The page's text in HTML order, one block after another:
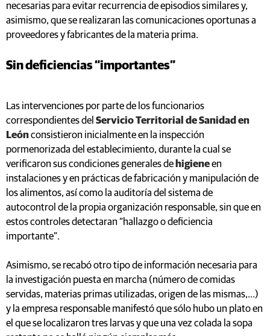
necesarias para evitar recurrencia de episodios similares y,
asimismo, que se realizaran las comunicaciones oportunas a
proveedores y fabricantes de la materia prima.
Sin deficiencias “importantes”
Las intervenciones por parte de los funcionarios
correspondientes del Servicio Territorial de Sanidad en
Leónconsistieron inicialmente en la inspección
pormenorizada del establecimiento, durante la cual se
verificaron sus condiciones generales de higieneen
instalaciones y en prácticas de fabricación y manipulación de
los alimentos, así como la auditoría del sistema de
autocontrol de la propia organización responsable, sin que en
estos controles detectaran “hallazgo o deficiencia
importante”.
Asimismo, se recabó otro tipo de información necesaria para
la investigación puesta en marcha (número de comidas
servidas, materias primas utilizadas, origen de las mismas,…)
y la empresa responsable manifestó que sólo hubo un plato en
el que se localizaron tres larvas y que una vez colada la sopa